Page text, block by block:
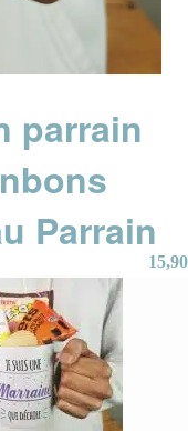
parrain
Parrain
15,90